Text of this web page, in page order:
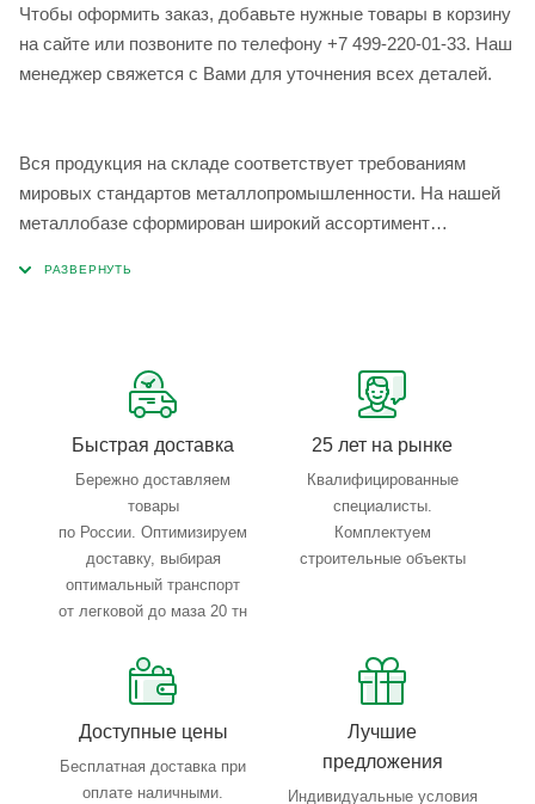
Чтобы оформить заказ, добавьте нужные товары в корзину
на сайте или позвоните по телефону +7 499-220-01-33. Наш
менеджер свяжется с Вами для уточнения всех деталей.
Вся продукция на складе соответствует требованиям
мировых стандартов металлопромышленности. На нашей
металлобазе сформирован широкий ассортимент
Быстрая доставка
Бережно доставляем
товары
по России. Оптимизируем
доставку, выбирая
оптимальный транспорт
от легковой до маза 20 тн
25 лет на рынке
Квалифицированные
специалисты.
Комплектуем
строительные объекты
Доступные цены
Бесплатная доставка при
оплате наличными.
Лучшие
предложения
Индивидуальные условия